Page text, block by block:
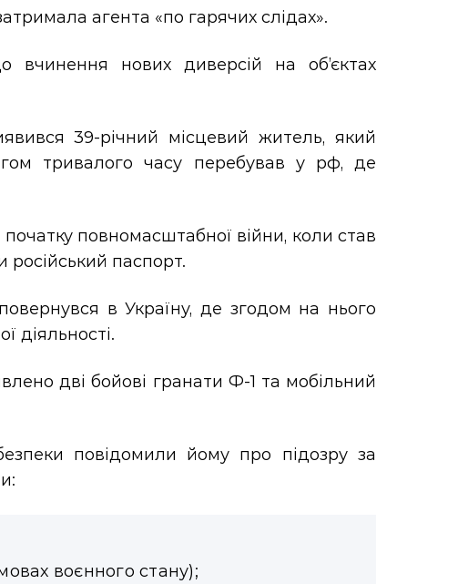
агента «по гарячих слідах».
нових диверсій на об’єктах
39-річний місцевий житель, який
тривалого часу перебував у рф, де
повномасштабної війни, коли став
російський паспорт.
в Україну, де згодом на нього
діяльності.
дві бойові гранати Ф-1 та мобільний
повідомили йому про підозру за
воєнного стану);